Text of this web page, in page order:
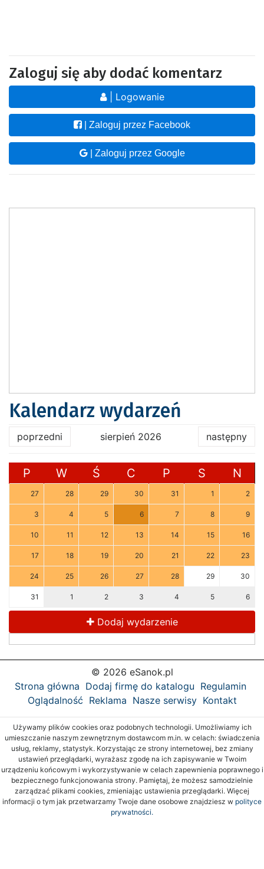
Zaloguj się aby dodać komentarz
| Logowanie
| Zaloguj przez Facebook
| Zaloguj przez Google
Kalendarz wydarzeń
poprzedni sierpień 2026 następny
P W Ś C P S N
27 28 29 30 31 1 2
3 4 5 6 7 8 9
10 11 12 13 14 15 16
17 18 19 20 21 22 23
24 25 26 27 28 29 30
31 1 2 3 4 5 6
Dodaj wydarzenie
© 2026 eSanok.pl
Strona główna Dodaj firmę do katalogu Regulamin
Oglądalność Reklama Nasze serwisy Kontakt
Używamy plików cookies oraz podobnych technologii. Umożliwiamy ich
umieszczanie naszym zewnętrznym dostawcom m.in. w celach: świadczenia
usług, reklamy, statystyk. Korzystając ze strony internetowej, bez zmiany
ustawień przeglądarki, wyrażasz zgodę na ich zapisywanie w Twoim
urządzeniu końcowym i wykorzystywanie w celach zapewnienia poprawnego i
bezpiecznego funkcjonowania strony. Pamiętaj, że możesz samodzielnie
zarządzać plikami cookies, zmieniając ustawienia przeglądarki. Więcej
informacji o tym jak przetwarzamy Twoje dane osobowe znajdziesz w polityce
prywatności.